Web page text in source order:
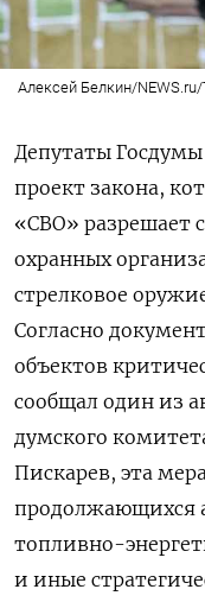
Алексей Белкин/
Депутаты
проект закона,
«СВО» разрешает
охранных
стрелковое
Согласно
объектов
сообщал один из
думского
Пискарев, эта
продолжающихся
топливно-
и иные